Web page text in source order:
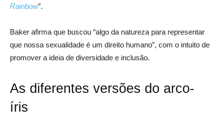
Rainbow”.
Baker afirma que buscou “algo da natureza para representar
que nossa sexualidade é um direito humano”, com o intuito de
promover a ideia de diversidade e inclusão.
As diferentes versões do arco-
íris